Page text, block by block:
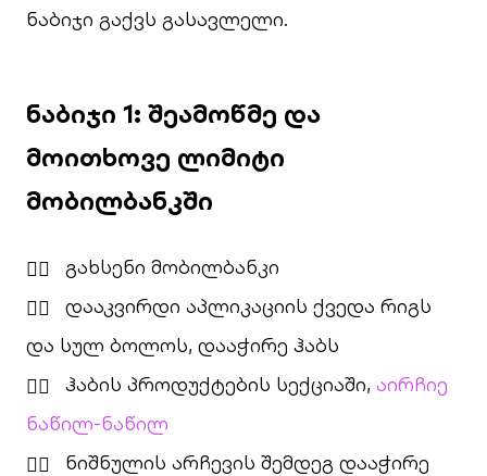
ნაბიჯი გაქვს გასავლელი.
ნაბიჯი 1: შეამოწმე და
მოითხოვე ლიმიტი
მობილბანკში
გახსენი მობილბანკი
დააკვირდი აპლიკაციის ქვედა რიგს
და სულ ბოლოს, დააჭირე ჰაბს
ჰაბის პროდუქტების სექციაში, აირჩიე
ნაწილ-ნაწილ
ნიშნულის არჩევის შემდეგ დააჭირე